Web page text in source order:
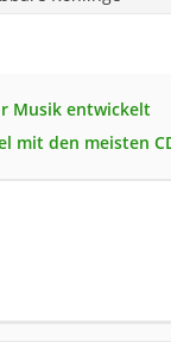
Musik entwickelt
mit den meisten